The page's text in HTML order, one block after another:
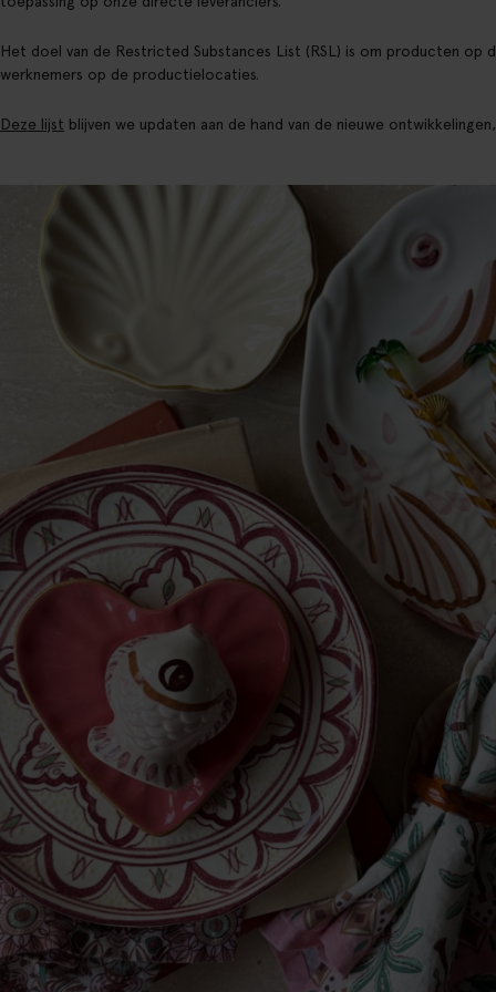
Het doel van de Restricted Substances List (RSL) is om producten op
werknemers op de productielocaties.
Deze lijst blijven we updaten aan de hand van de nieuwe